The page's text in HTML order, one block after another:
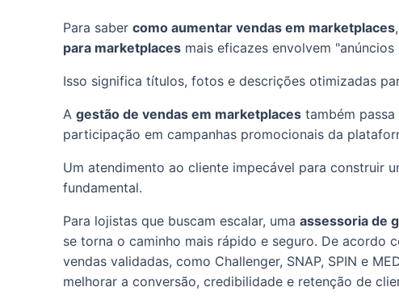
Para saber como aumentar vendas em marketplaces
para marketplaces mais eficazes envolvem
Isso significa títulos, fotos e descrições otimizadas
A gestão de vendas em marketplaces também
participação em campanhas promocionais da
Um atendimento ao cliente impecável para construir
fundamental.
Para lojistas que buscam escalar, uma assessoria de
se torna o caminho mais rápido e seguro. De acordo
vendas validadas, como Challenger, SNAP, SPIN e
melhorar a conversão, credibilidade e retenção de